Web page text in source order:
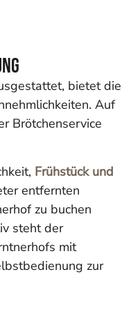
bietet die
Auf
Brötchenservice
Frühstück und
entfernten
zu buchen
steht der
mit
zur